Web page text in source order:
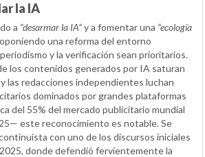
la IA
a “desarmar la IA”y a fomentar una “ecología
una reforma del entorno
y la verificación sean prioritarios.
los contenidos generados por IA saturan
las redacciones independientes luchan
dominados por grandes plataformas
del 55% del mercado publicitario mundial
este reconocimiento es notable. Se
con uno de los discursos iniciales
donde defendió fervientemente la